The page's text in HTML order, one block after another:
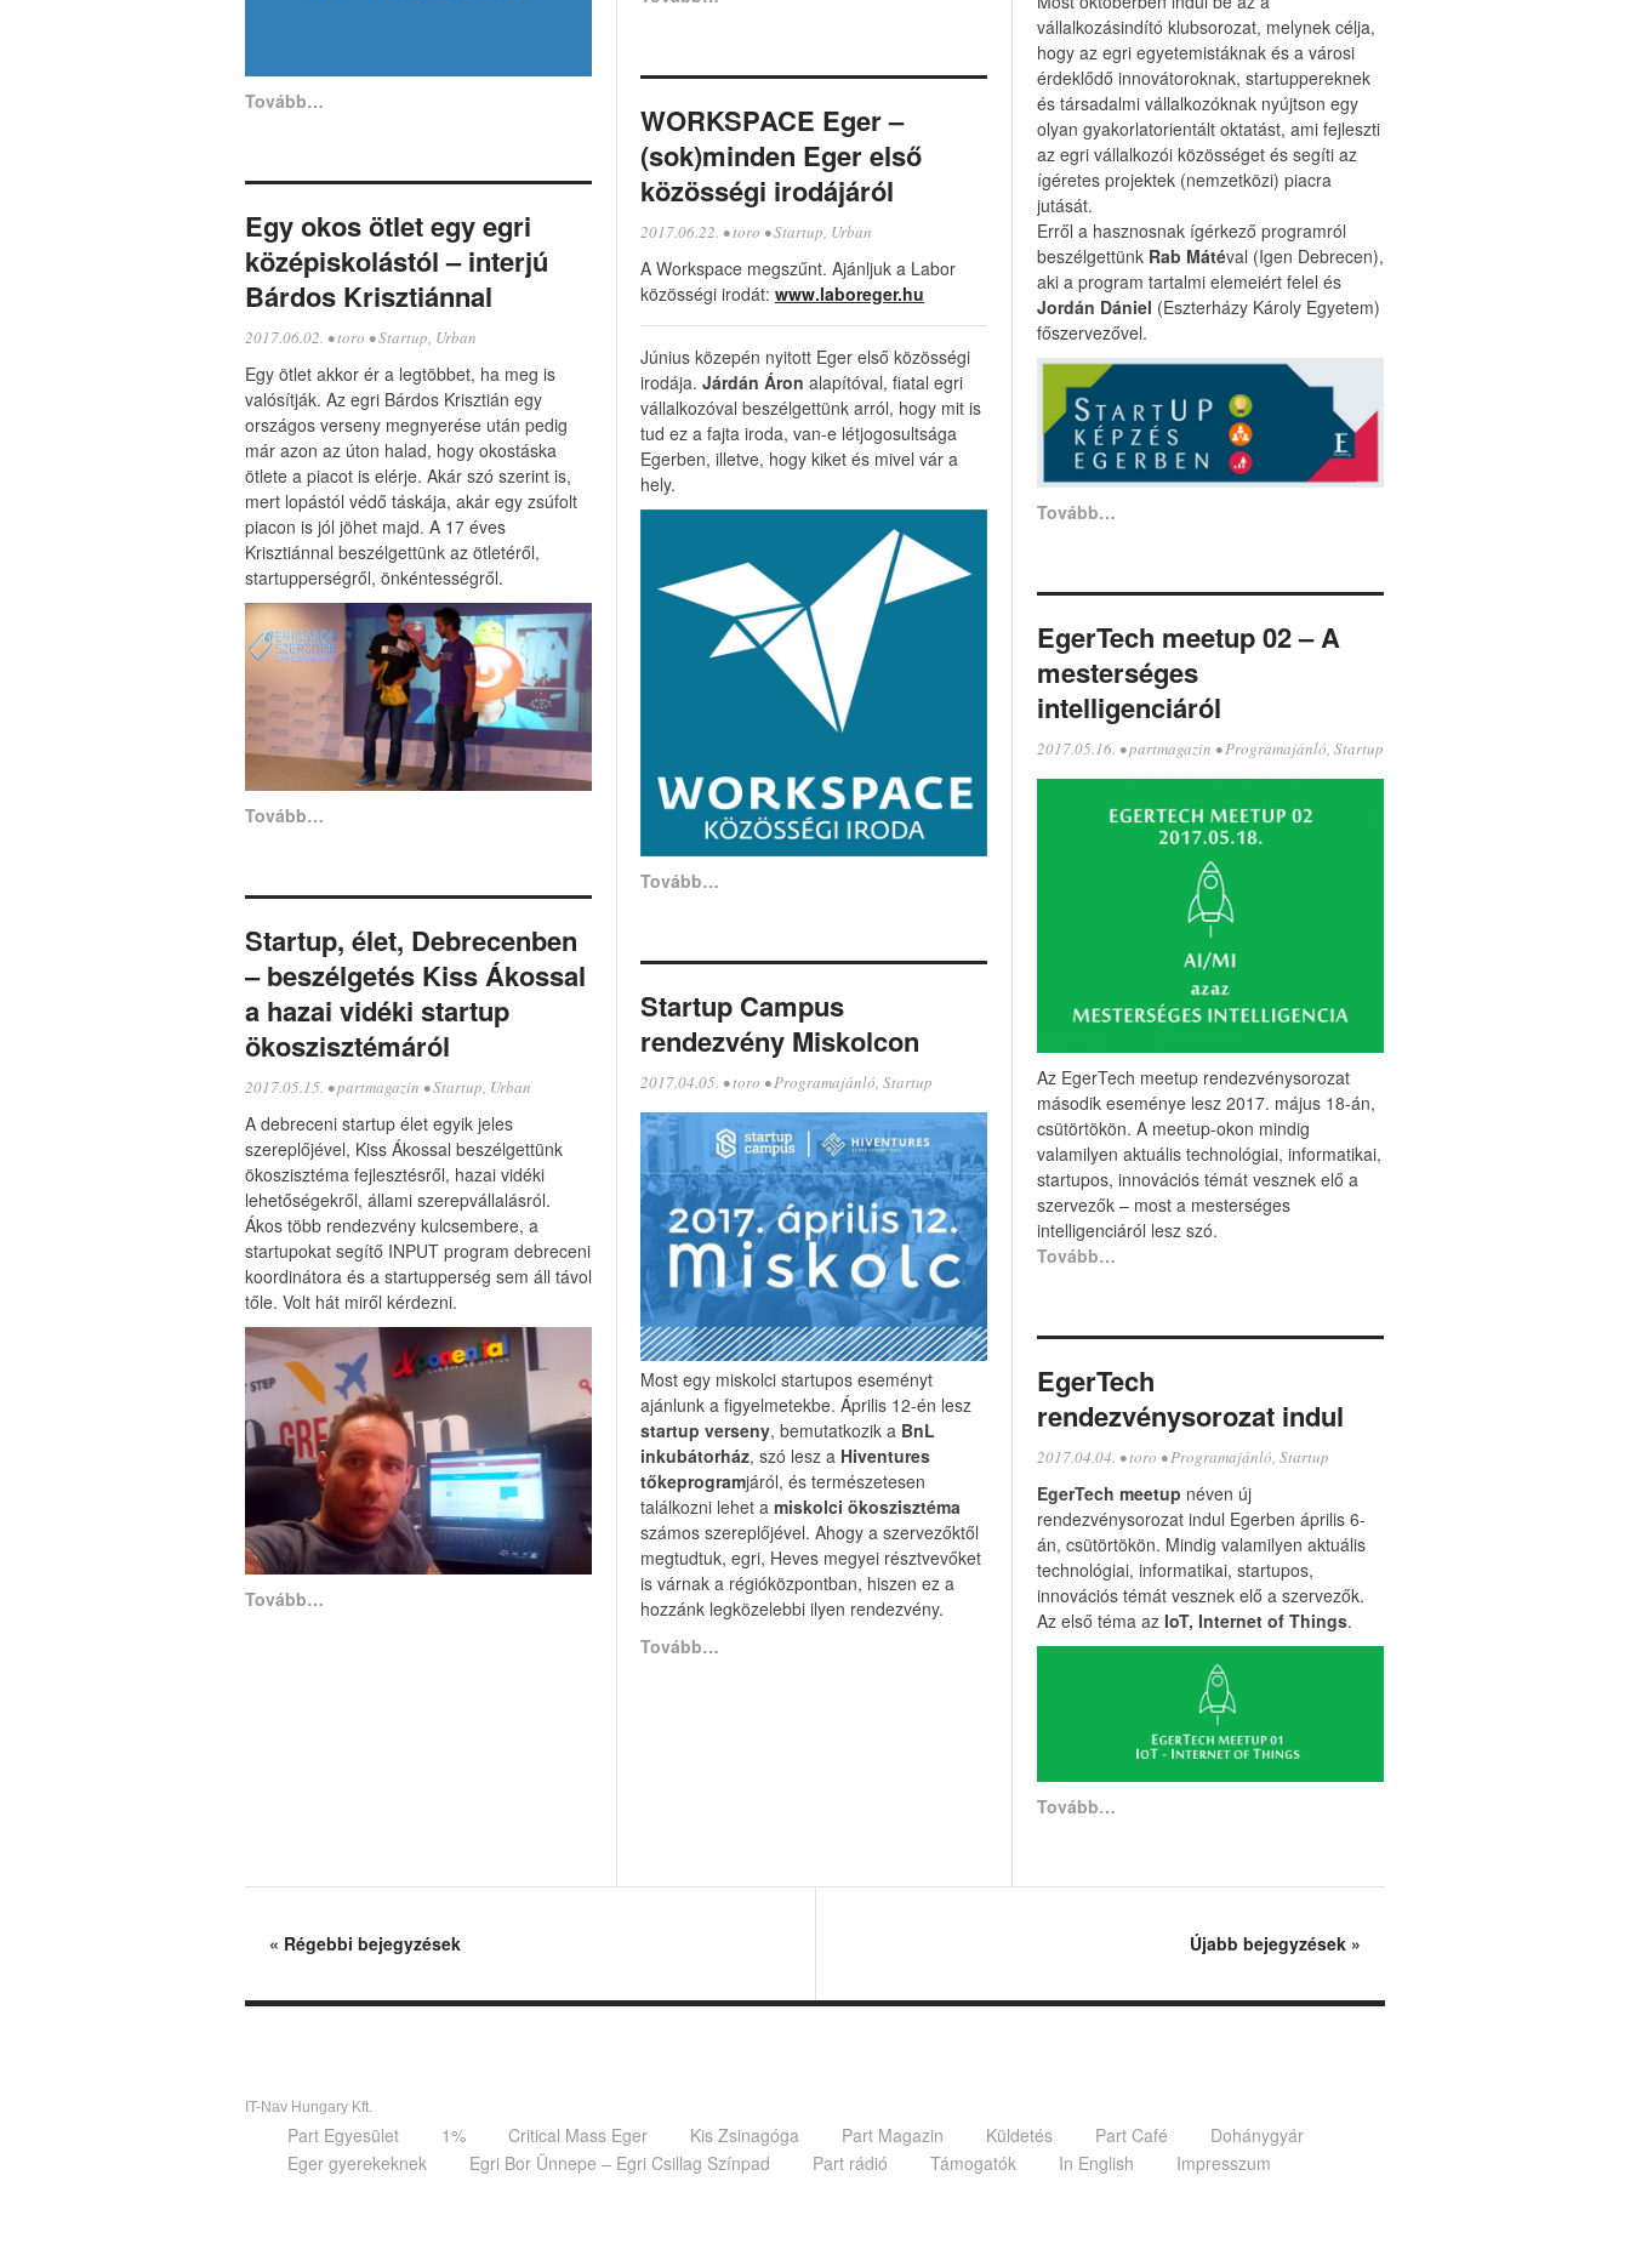
Tovább…
vállalkozásindító klubsorozat, melynek célja,
hogy az egri egyetemistáknak és a városi
érdeklődő innovátoroknak, startuppereknek
és társadalmi vállalkozóknak nyújtson egy
olyan gyakorlatorientált oktatást, ami fejleszti
az egri vállalkozói közösséget és segíti az
ígéretes projektek (nemzetközi) piacra
jutását.
Erről a hasznosnak ígérkező programról
beszélgettünk Rab Mátéval (Igen Debrecen),
aki a program tartalmi elemeiért felel és
Jordán Dániel (Eszterházy Károly Egyetem)
főszervezővel.
Tovább…
WORKSPACE Eger –
(sok)minden Eger első
közösségi irodájáról
2017.06.22. •toro •Startup, Urban
A Workspace megszűnt. Ajánljuk a Labor
közösségi irodát: www.laboreger.hu
Június közepén nyitott Eger első közösségi
irodája. Járdán Áron alapítóval, fiatal egri
vállalkozóval beszélgettünk arról, hogy mit is
tud ez a fajta iroda, van-e létjogosultsága
Egerben, illetve, hogy kiket és mivel vár a
hely.
Tovább…
Egy okos ötlet egy egri
középiskolástól – interjú
Bárdos Krisztiánnal
2017.06.02. •toro •Startup, Urban
Egy ötlet akkor ér a legtöbbet, ha meg is
valósítják. Az egri Bárdos Krisztián egy
országos verseny megnyerése után pedig
már azon az úton halad, hogy okostáska
ötlete a piacot is elérje. Akár szó szerint is,
mert lopástól védő táskája, akár egy zsúfolt
piacon is jól jöhet majd. A 17 éves
Krisztiánnal beszélgettünk az ötletéről,
startupperségről, önkéntességről.
Tovább…
EgerTech meetup 02 – A
mesterséges
intelligenciáról
2017.05.16. •partmagazin •Programajánló, Startup
Az EgerTech meetup rendezvénysorozat
második eseménye lesz 2017. május 18-án,
csütörtökön. A meetup-okon mindig
valamilyen aktuális technológiai, informatikai,
startupos, innovációs témát vesznek elő a
szervezők – most a mesterséges
intelligenciáról lesz szó.
Tovább…
Startup, élet, Debrecenben
– beszélgetés Kiss Ákossal
a hazai vidéki startup
ökoszisztémáról
2017.05.15. •partmagazin •Startup, Urban
A debreceni startup élet egyik jeles
szereplőjével, Kiss Ákossal beszélgettünk
ökoszisztéma fejlesztésről, hazai vidéki
lehetőségekről, állami szerepvállalásról.
Ákos több rendezvény kulcsembere, a
startupokat segítő INPUT program debreceni
koordinátora és a startupperség sem áll távol
tőle. Volt hát miről kérdezni.
Tovább…
Startup Campus
rendezvény Miskolcon
2017.04.05. •toro •Programajánló, Startup
Most egy miskolci startupos eseményt
ajánlunk a figyelmetekbe. Április 12-én lesz
startup verseny, bemutatkozik a BnL
inkubátorház, szó lesz a Hiventures
tőkeprogramjáról, és természetesen
találkozni lehet a miskolci ökoszisztéma
számos szereplőjével. Ahogy a szervezőktől
megtudtuk, egri, Heves megyei résztvevőket
is várnak a régióközpontban, hiszen ez a
hozzánk legközelebbi ilyen rendezvény.
Tovább…
EgerTech
rendezvénysorozat indul
2017.04.04. •toro •Programajánló, Startup
EgerTech meetup néven új
rendezvénysorozat indul Egerben április 6-
án, csütörtökön. Mindig valamilyen aktuális
technológiai, informatikai, startupos,
innovációs témát vesznek elő a szervezők.
Az első téma az IoT, Internet of Things.
Tovább…
« Régebbi bejegyzések Újabb bejegyzések »
IT-Nav Hungary Kft.
Part Egyesület 1% Critical Mass Eger Kis Zsinagóga Part Magazin Küldetés Part Café
Dohánygyár
Eger gyerekeknek
Egri Bor Ünnepe – Egri Csillag Színpad Part rádió Támogatók In English Impresszum